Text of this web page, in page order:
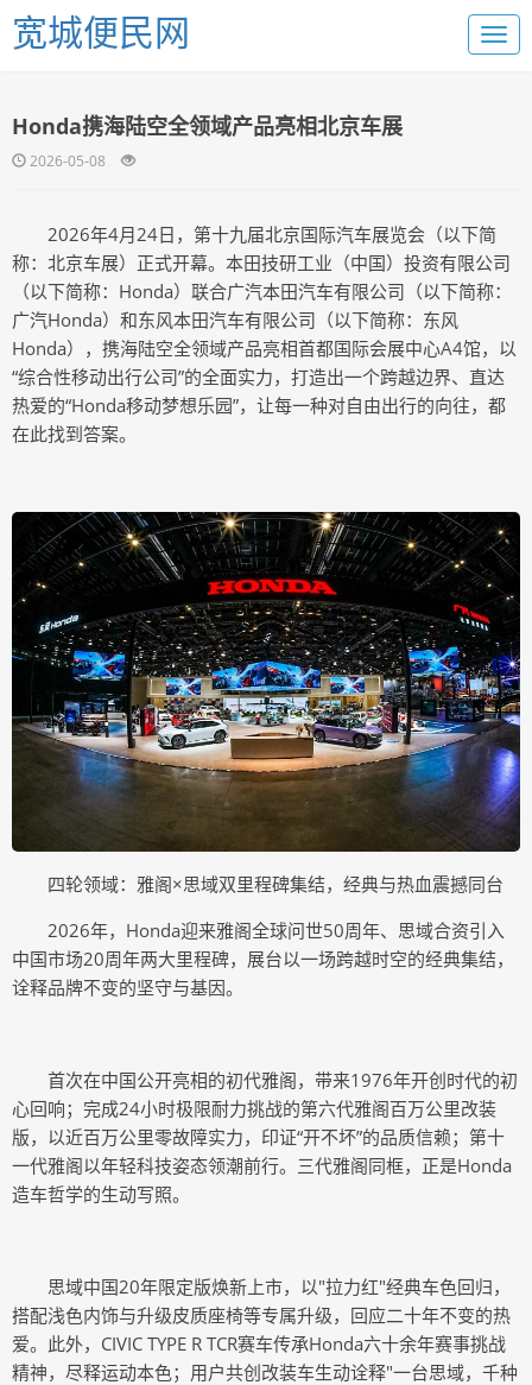
宽城便民网
Honda携海陆空全领域产品亮相北京车展
2026-05-08
2026年4月24日，第十九届北京国际汽车展览会（以下简
称：北京车展）正式开幕。本田技研工业（中国）投资有限公司
（以下简称：Honda）联合广汽本田汽车有限公司（以下简称：
广汽Honda）和东风本田汽车有限公司（以下简称：东风
Honda），携海陆空全领域产品亮相首都国际会展中心A4馆，以
“综合性移动出行公司”的全面实力，打造出一个跨越边界、直达
热爱的“Honda移动梦想乐园”，让每一种对自由出行的向往，都
在此找到答案。
四轮领域：雅阁×思域双里程碑集结，经典与热血震撼同台
2026年，Honda迎来雅阁全球问世50周年、思域合资引入
中国市场20周年两大里程碑，展台以一场跨越时空的经典集结，
诠释品牌不变的坚守与基因。
首次在中国公开亮相的初代雅阁，带来1976年开创时代的初
心回响；完成24小时极限耐力挑战的第六代雅阁百万公里改装
版，以近百万公里零故障实力，印证“开不坏”的品质信赖；第十
一代雅阁以年轻科技姿态领潮前行。三代雅阁同框，正是Honda
造车哲学的生动写照。
思域中国20年限定版焕新上市，以"拉力红"经典车色回归，
搭配浅色内饰与升级皮质座椅等专属升级，回应二十年不变的热
爱。此外，CIVIC TYPE R TCR赛车传承Honda六十余年赛事挑战
精神，尽释运动本色；用户共创改装车生动诠释"一台思域，千种